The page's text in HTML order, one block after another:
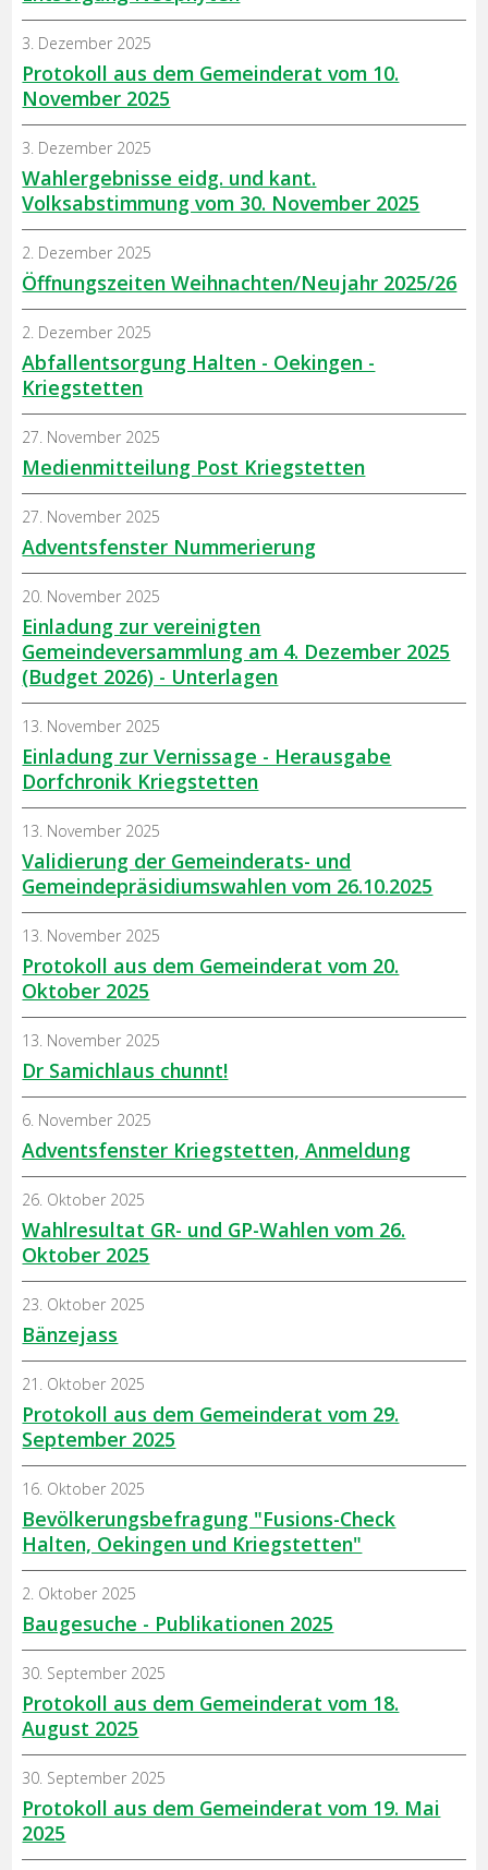
Protokoll aus dem Gemeinderat vom 10.
November 2025
3. Dezember 2025
Wahlergebnisse eidg. und kant.
Volksabstimmung vom 30. November 2025
3. Dezember 2025
Öffnungszeiten Weihnachten/Neujahr 2025/26
2. Dezember 2025
Abfallentsorgung Halten - Oekingen -
Kriegstetten
2. Dezember 2025
Medienmitteilung Post Kriegstetten
27. November 2025
Adventsfenster Nummerierung
27. November 2025
Einladung zur vereinigten
Gemeindeversammlung am 4. Dezember 2025
(Budget 2026) - Unterlagen
20. November 2025
Einladung zur Vernissage - Herausgabe
Dorfchronik Kriegstetten
13. November 2025
Validierung der Gemeinderats- und
Gemeindepräsidiumswahlen vom 26.10.2025
13. November 2025
Protokoll aus dem Gemeinderat vom 20.
Oktober 2025
13. November 2025
Dr Samichlaus chunnt!
13. November 2025
Adventsfenster Kriegstetten, Anmeldung
6. November 2025
Wahlresultat GR- und GP-Wahlen vom 26.
Oktober 2025
26. Oktober 2025
Bänzejass
23. Oktober 2025
Protokoll aus dem Gemeinderat vom 29.
September 2025
21. Oktober 2025
Bevölkerungsbefragung "Fusions-Check
Halten, Oekingen und Kriegstetten"
16. Oktober 2025
Baugesuche - Publikationen 2025
2. Oktober 2025
Protokoll aus dem Gemeinderat vom 18.
August 2025
30. September 2025
Protokoll aus dem Gemeinderat vom 19. Mai
2025
30. September 2025